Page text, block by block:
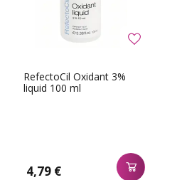
RefectoCil Oxidant 3%
liquid 100 ml
4,79 €